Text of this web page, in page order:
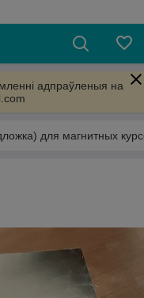
адпраўленыя на
для магнитных